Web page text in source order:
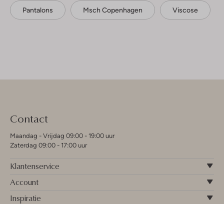
Pantalons Msch Copenhagen Viscose
Contact
Maandag - Vrijdag 09:00 - 19:00 uur
Zaterdag 09:00 - 17:00 uur
Klantenservice
Account
Inspiratie